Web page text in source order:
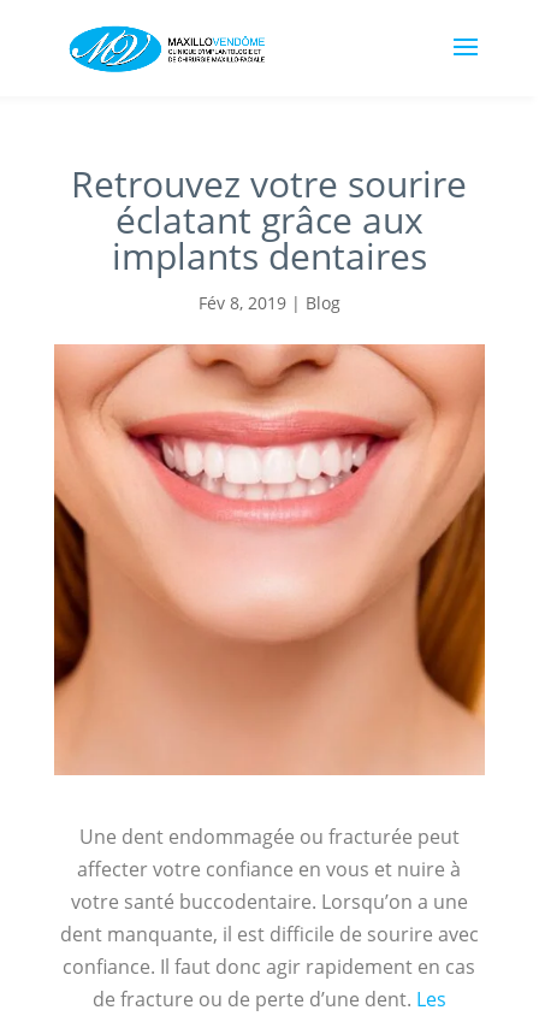
Retrouvez votre sourire
éclatant grâce aux
implants dentaires
Fév 8, 2019| Blog
Une dent endommagée ou fracturée peut
affecter votre confiance en vous et nuire à
votre santé buccodentaire. Lorsqu’on a une
dent manquante, il est difficile de sourire avec
confiance. Il faut donc agir rapidement en cas
de fracture ou de perte d’une dent. Les